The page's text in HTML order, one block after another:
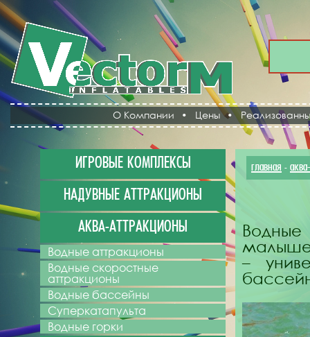
О Компании • Цены•
ИГРОВЫЕ КОМПЛЕКСЫ
НАДУВНЫЕ АТТРАКЦИОНЫ
АКВА-АТТРАКЦИОНЫ
Водные аттракционы
Водные скоростные
аттракционы
Водные бассейны
Суперкатапульта
Водные горки
главная -
Водные
–